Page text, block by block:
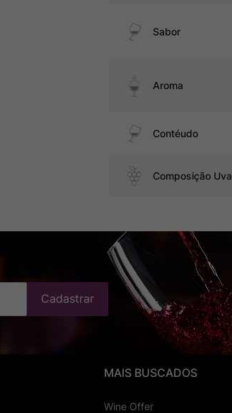
Sabor
Aroma
Contéudo
Composição Uva
Cadastrar
MAIS BUSCADOS
Wine Offer